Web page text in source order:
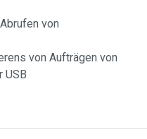
von
von Aufträgen von
USB